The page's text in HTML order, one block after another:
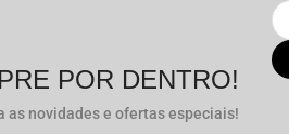
POR DENTRO!
as novidades e ofertas especiais!